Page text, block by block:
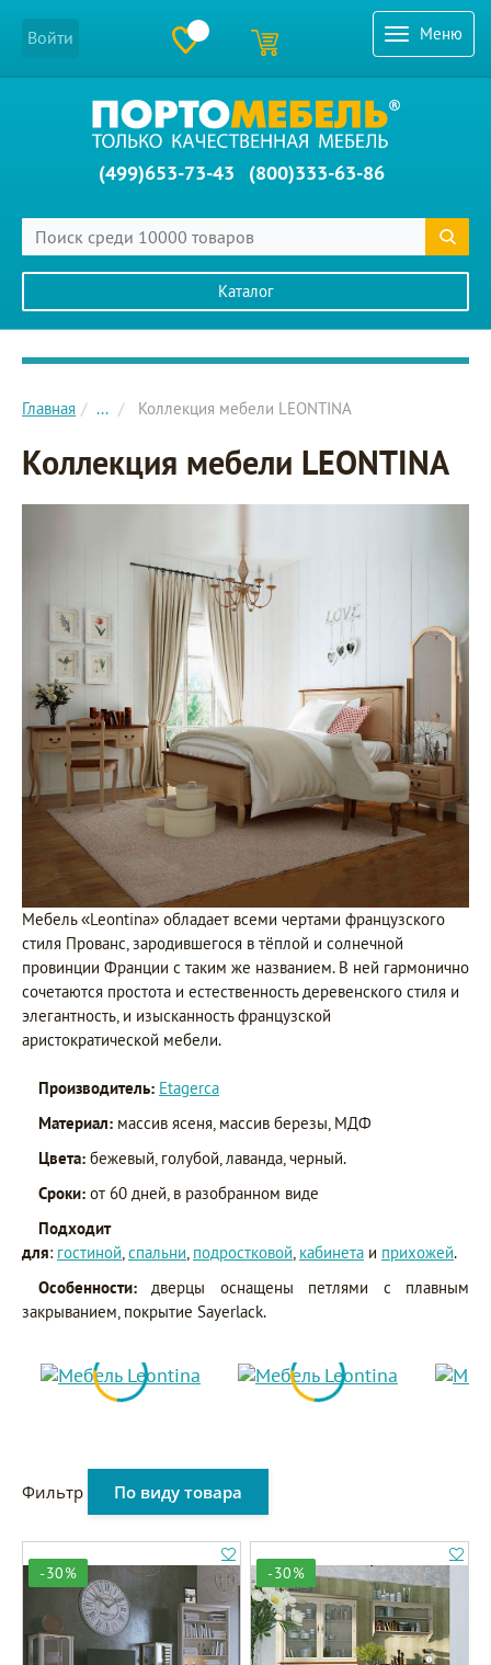
Меню
Войти
(499)653-73-43 (800)333-63-86
Каталог
Главное меню сайта
Главная ... Коллекция мебели LEONTINA
Коллекция мебели LEONTINA
Мебель «Leontina» обладает всеми чертами французского
стиля Прованс, зародившегося в тёплой и солнечной
провинции Франции с таким же названием. В ней гармонично
сочетаются простота и естественность деревенского стиля и
элегантность, и изысканность французской
аристократической мебели.
Производитель: Etagerca
Материал: массив ясеня, массив березы, МДФ
Цвета: бежевый, голубой, лаванда, черный.
Сроки: от 60 дней, в разобранном виде
Подходит
для: гостиной спальни подростковой кабинета и прихожей.
Особенности: дверцы оснащены петлями с плавным
закрыванием, покрытие Sayerlack.
Фильтр По виду товара
-30% -30%